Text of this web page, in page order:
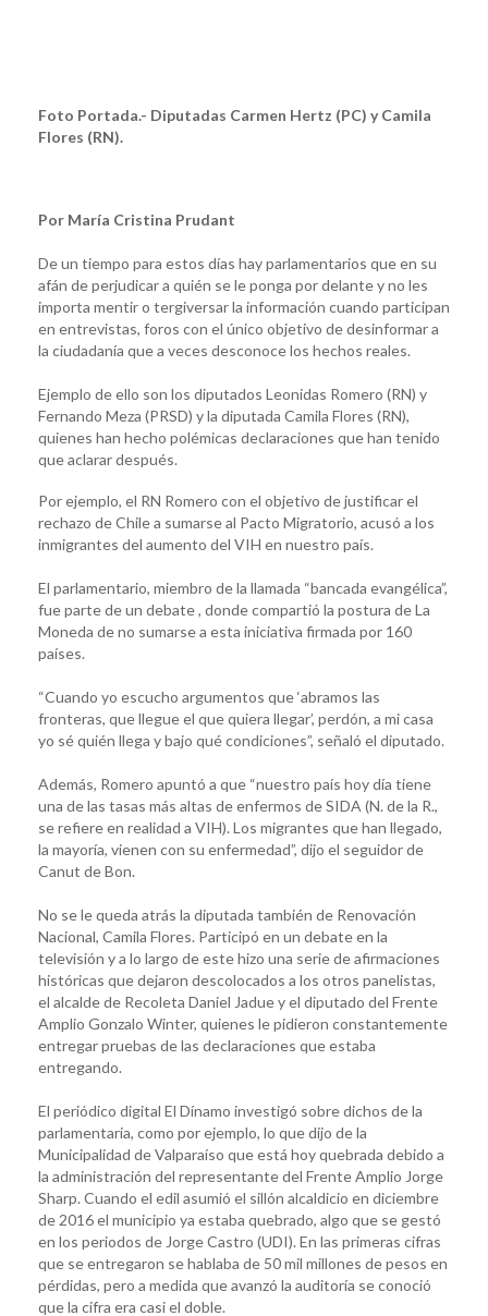
Foto Portada.- Diputadas Carmen Hertz (PC) y Camila
Flores (RN).
Por María Cristina Prudant
De un tiempo para estos días hay parlamentarios que en su
afán de perjudicar a quién se le ponga por delante y no les
importa mentir o tergiversar la información cuando participan
en entrevistas, foros con el único objetivo de desinformar a
la ciudadanía que a veces desconoce los hechos reales.
Ejemplo de ello son los diputados Leonidas Romero (RN) y
Fernando Meza (PRSD) y la diputada Camila Flores (RN),
quienes han hecho polémicas declaraciones que han tenido
que aclarar después.
Por ejemplo, el RN Romero con el objetivo de justificar el
rechazo de Chile a sumarse al Pacto Migratorio, acusó a los
inmigrantes del aumento del VIH en nuestro país.
El parlamentario, miembro de la llamada “bancada evangélica”,
fue parte de un debate , donde compartió la postura de La
Moneda de no sumarse a esta iniciativa firmada por 160
países.
“Cuando yo escucho argumentos que ‘abramos las
fronteras, que llegue el que quiera llegar’, perdón, a mi casa
yo sé quién llega y bajo qué condiciones”, señaló el diputado.
Además, Romero apuntó a que “nuestro país hoy día tiene
una de las tasas más altas de enfermos de SIDA (N. de la R.,
se refiere en realidad a VIH). Los migrantes que han llegado,
la mayoría, vienen con su enfermedad”, dijo el seguidor de
Canut de Bon.
No se le queda atrás la diputada también de Renovación
Nacional, Camila Flores. Participó en un debate en la
televisión y a lo largo de este hizo una serie de afirmaciones
históricas que dejaron descolocados a los otros panelistas,
el alcalde de Recoleta Daniel Jadue y el diputado del Frente
Amplio Gonzalo Winter, quienes le pidieron constantemente
entregar pruebas de las declaraciones que estaba
entregando.
El periódico digital El Dínamo investigó sobre dichos de la
parlamentaria, como por ejemplo, lo que dijo de la
Municipalidad de Valparaíso que está hoy quebrada debido a
la administración del representante del Frente Amplio Jorge
Sharp. Cuando el edil asumió el sillón alcaldicio en diciembre
de 2016 el municipio ya estaba quebrado, algo que se gestó
en los periodos de Jorge Castro (UDI). En las primeras cifras
que se entregaron se hablaba de 50 mil millones de pesos en
pérdidas, pero a medida que avanzó la auditoría se conoció
que la cifra era casi el doble.